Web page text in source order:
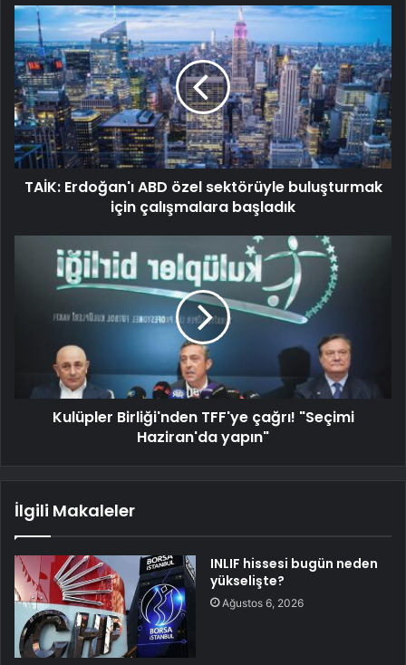
TAİK: Erdoğan'ı ABD özel sektörüyle buluşturmak
için çalışmalara başladık
Kulüpler Birliği'nden TFF'ye çağrı! "Seçimi
Haziran'da yapın"
İlgili Makaleler
INLIF hissesi bugün neden
yükselişte?
Ağustos 6, 2026